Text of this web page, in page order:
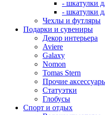
- шкатулки
- шкатулки
Чехлы и футляры
Подарки и сувениры
Декор интерьера
Aviere
Galaxy
Nomon
Tomas Stern
Прочие
Статуэтки
Глобусы
Спорт и отдых